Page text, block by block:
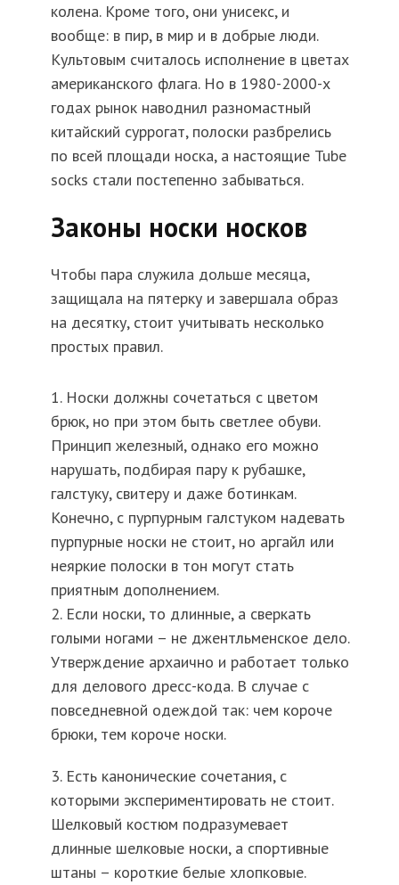
колена. Кроме того, они унисекс, и
вообще: в пир, в мир и в добрые люди.
Культовым считалось исполнение в цветах
американского флага. Но в 1980-2000-х
годах рынок наводнил разномастный
китайский суррогат, полоски разбрелись
по всей площади носка, а настоящие Tube
socks стали постепенно забываться.
Законы носки носков
Чтобы пара служила дольше месяца,
защищала на пятерку и завершала образ
на десятку, стоит учитывать несколько
простых правил.
1. Носки должны сочетаться с цветом
брюк, но при этом быть светлее обуви.
Принцип железный, однако его можно
нарушать, подбирая пару к рубашке,
галстуку, свитеру и даже ботинкам.
Конечно, с пурпурным галстуком надевать
пурпурные носки не стоит, но аргайл или
неяркие полоски в тон могут стать
приятным дополнением.
2. Если носки, то длинные, а сверкать
голыми ногами – не джентльменское дело.
Утверждение архаично и работает только
для делового дресс-кода. В случае с
повседневной одеждой так: чем короче
брюки, тем короче носки.
3. Есть канонические сочетания, с
которыми экспериментировать не стоит.
Шелковый костюм подразумевает
длинные шелковые носки, а спортивные
штаны – короткие белые хлопковые.